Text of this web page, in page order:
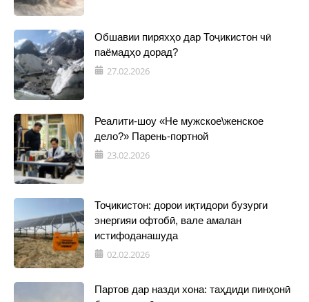
Обшавии пиряхҳо дар Тоҷикистон чӣ
паёмадҳо дорад?
27.02.2026
Реалити-шоу «Не мужское\женское
дело?» Парень-портной
23.02.2026
Тоҷикистон: дорои иқтидори бузурги
энергияи офтобӣ, вале амалан
истифоданашуда
02.02.2026
Партов дар назди хона: таҳдиди пинҳонӣ